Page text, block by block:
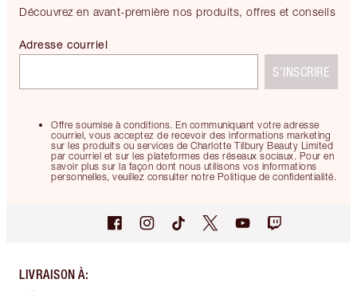
Découvrez en avant-première nos produits, offres et conseils
Offre soumise à conditions. En communiquant votre adresse
courriel, vous acceptez de recevoir des informations marketing
sur les produits ou services de Charlotte Tilbury Beauty Limited
par courriel et sur les plateformes des réseaux sociaux. Pour en
savoir plus sur la façon dont nous utilisons vos informations
personnelles, veuillez consulter notre Politique de confidentialité.
Adresse courriel
S’INSCRIRE
LIVRAISON À: